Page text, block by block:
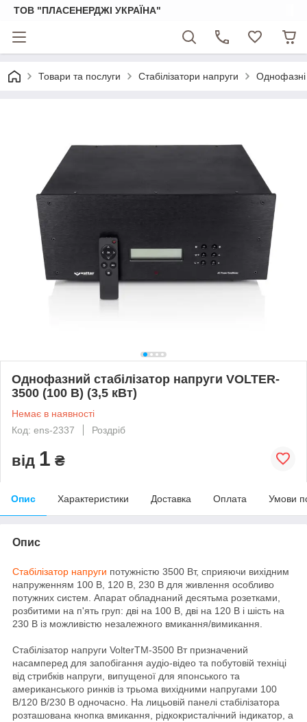
ТОВ "ПЛАСЕНЕРДЖІ УКРАЇНА"
Товари та послуги Стабілізатори напруги Однофазні
Однофазний стабілізатор напруги VOLTER-
3500 (100 В) (3,5 кВт)
Немає в наявності
Код: ens-2337
Роздріб
від 1 ₴
Опис Характеристики Доставка Оплата Умови
Опис
Стабілізатор напруги потужністю 3500 Вт, сприяючи вихідним
напруженням 100 В, 120 В, 230 В для живлення особливо
потужних систем. Апарат обладнаний десятьма розетками,
розбитими на п'ять груп: дві на 100 В, дві на 120 В і шість на
230 В із можливістю незалежного вмикання/вимикання.
Стабілізатор напруги VolterTM-3500 Вт призначений
насамперед для запобігання аудіо-відео та побутовій техніці
від стрибків напруги, випущеної для японського та
американського ринків із трьома вихідними напругами 100
В/120 В/230 В одночасно. На лицьовій панелі стабілізатора
розташована кнопка вмикання, рідкокристалічний індикатор, а